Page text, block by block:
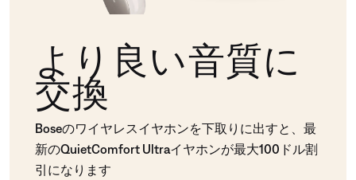
より良い音質に
交換
Boseのワイヤレスイヤホンを下取りに出すと、最
新のQuietComfort Ultraイヤホンが最大100ドル割
引になります